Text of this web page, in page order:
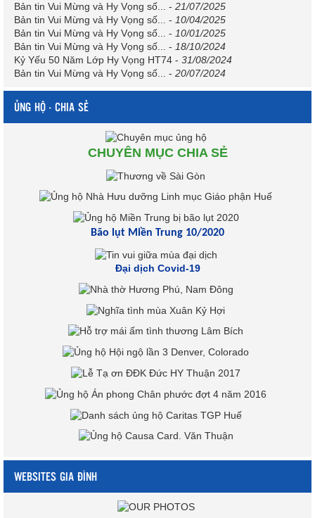
Bản tin Vui Mừng và Hy Vọng số...
- 21/07/2025
Bản tin Vui Mừng và Hy Vọng số...
- 10/04/2025
Bản tin Vui Mừng và Hy Vọng số...
- 10/01/2025
Bản tin Vui Mừng và Hy Vọng số...
- 18/10/2024
Kỷ Yếu 50 Năm Lớp Hy Vọng HT74 - 31/08/2024
Bản tin Vui Mừng và Hy Vọng số...
- 20/07/2024
ỦNG HỘ - CHIA SẺ
CHUYÊN MỤC CHIA SẺ
Bão lụt Miền Trung 10/2020
Đại dịch Covid-19
WEBSITES GIA ĐÌNH